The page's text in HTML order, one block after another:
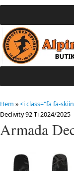
Hem »<i class="fa fa-
Declivity 92 Ti 2024/2025
Armada